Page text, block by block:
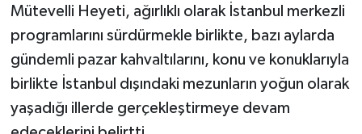
Mütevelli Heyeti, ağırlıklı olarak İstanbul merkezli
programlarını sürdürmekle birlikte, bazı aylarda
gündemli pazar kahvaltılarını, konu ve konuklarıyla
birlikte İstanbul dışındaki mezunların yoğun olarak
yaşadığı illerde gerçekleştirmeye devam